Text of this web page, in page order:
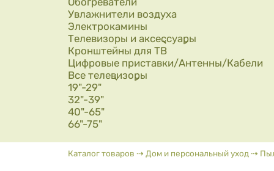
Увлажнители воздуха
Электрокамины
Телевизоры и аксессуары
Кронштейны для ТВ
Цифровые приставки/Антенны/Кабели
Все телевизоры
19"-29"
32"-39"
40"-65"
66"-75"
Вы здесь
Каталог товаров ⇢ Дом и персональный уход⇢